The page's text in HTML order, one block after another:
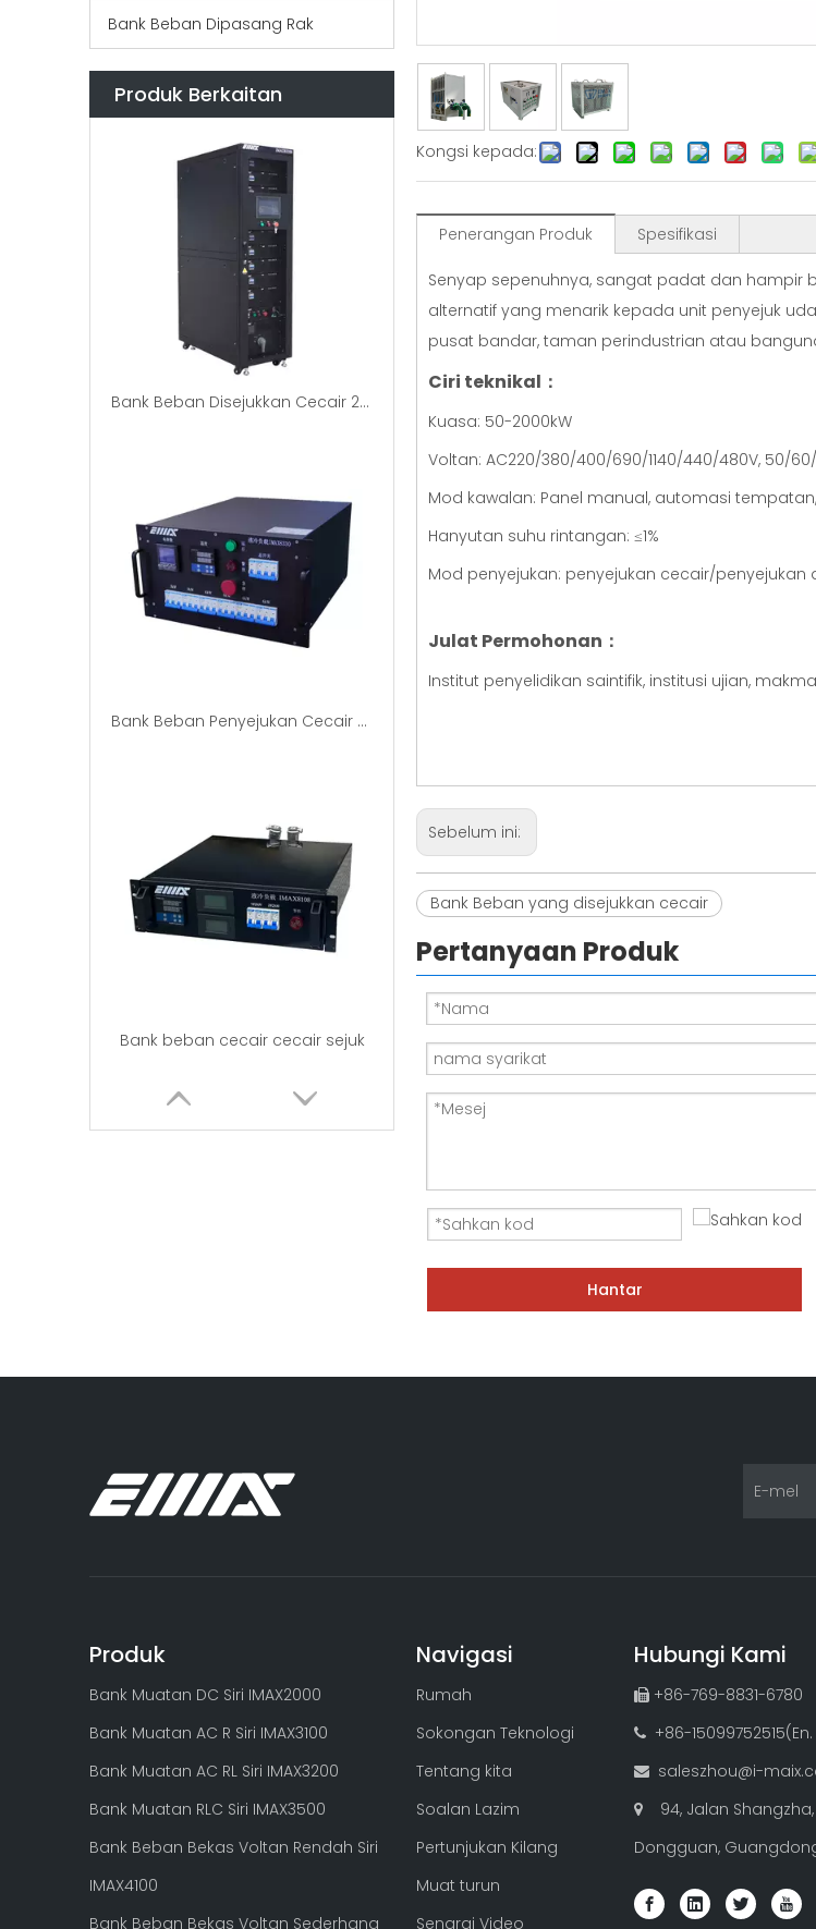
Bank Beban Dipasang Rak
Produk Berkaitan
Bank Beban Disejukkan Cecair 200kW Bersalut Sejuk Dalam Rak Untuk Ujian CDU
Bank Beban Penyejukan Cecair 30kw Cecair
Bank beban cecair cecair sejuk
Kongsi kepada:
Penerangan Produk Spesifikasi
Senyap sepenuhnya, sangat padat dan hampir
alternatif yang menarik kepada unit penyejuk
pusat bandar, taman perindustrian atau
Ciri teknikal：
Kuasa: 50-2000kW
Voltan: AC220/380/400/690/1140/440/480V, 50/60/
Mod kawalan: Panel manual, automasi
Hanyutan suhu rintangan: ≤1%
Mod penyejukan: penyejukan cecair/
Julat Permohonan：
Institut penyelidikan saintifik, institusi ujian,
Sebelum ini:
Bank Beban yang disejukkan cecair
Pertanyaan Produk
Hantar
Produk
Bank Muatan DC Siri IMAX2000
Bank Muatan AC R Siri IMAX3100
Bank Muatan AC RL Siri IMAX3200
Bank Muatan RLC Siri IMAX3500
Bank Beban Bekas Voltan Rendah Siri
IMAX4100
Bank Beban Bekas Voltan Sederhana
Navigasi
Rumah
Sokongan Teknologi
Tentang kita
Soalan Lazim
Pertunjukan Kilang
Muat turun
Senarai Video
Hubungi Kami
 +86-769-8831-6780
 +86-
 saleszhou@i-

94, Jalan Shangzha,
Dongguan,